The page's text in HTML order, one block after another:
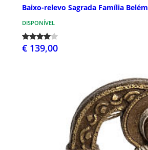
Baixo-relevo Sagrada Família
DISPONÍVEL
€ 139,00